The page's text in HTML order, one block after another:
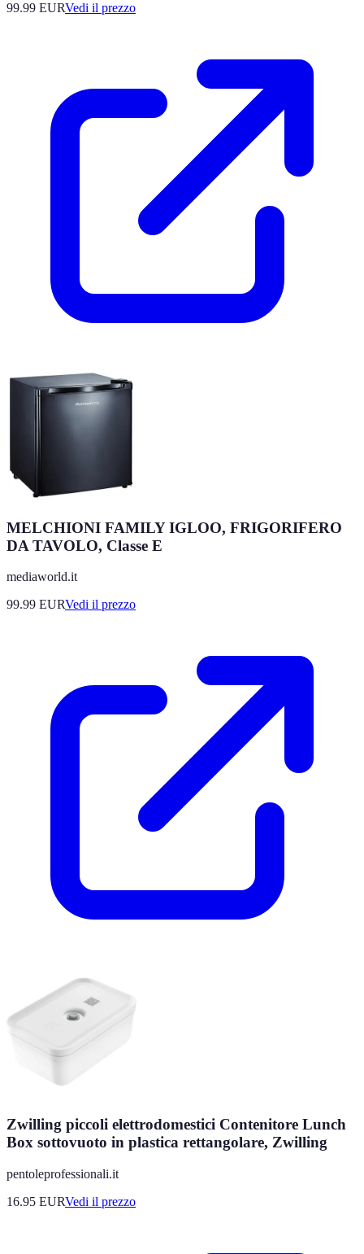
99.99 EURVedi il prezzo
MELCHIONI FAMILY IGLOO, FRIGORIFERO
DA TAVOLO, Classe E
mediaworld.it
99.99 EURVedi il prezzo
Zwilling piccoli elettrodomestici Contenitore Lunch
Box sottovuoto in plastica rettangolare, Zwilling
pentoleprofessionali.it
16.95 EURVedi il prezzo